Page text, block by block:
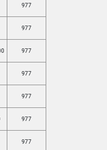
977
977
977
977
977
977
977